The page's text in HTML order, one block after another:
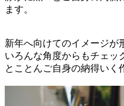
ます。
新年へ向けてのイメージが
いろんな角度からもチェッ
とことんご自身の納得いく